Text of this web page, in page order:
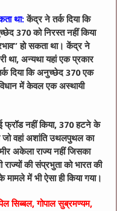
था:केंद्र ने तर्क दिया कि
370 को निरस्त नहीं किया
हो सकता था। केंद्र ने
था, अन्यथा यहां एक प्रकार
दिया कि अनुच्छेद 370 एक
में केवल एक अस्थायी
फ्रॉड नहीं किया, 370 हटने के
जो वहां अशांति उथलपुथल का
अकेला राज्य नहीं जिसका
की संप्रभुता को भारत की
में भी ऐसा ही किया गया।
सिब्बल, गोपाल सुब्रमण्यम,